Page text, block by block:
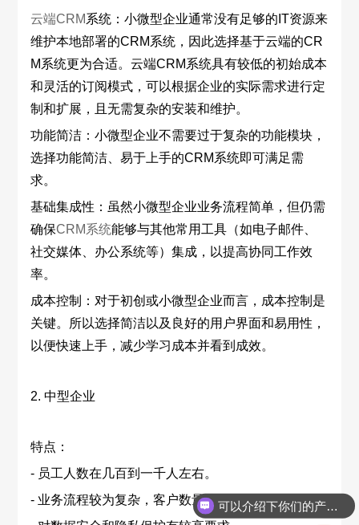
云端CRM系统：小微型企业通常没有足够的IT资源来
维护本地部署的CRM系统，因此选择基于云端的CR
M系统更为合适。云端CRM系统具有较低的初始成本
和灵活的订阅模式，可以根据企业的实际需求进行定
制和扩展，且无需复杂的安装和维护。
功能简洁：小微型企业不需要过于复杂的功能模块，
选择功能简洁、易于上手的CRM系统即可满足需
求。
基础集成性：虽然小微型企业业务流程简单，但仍需
确保CRM系统能够与其他常用工具（如电子邮件、
社交媒体、办公系统等）集成，以提高协同工作效
率。
成本控制：对于初创或小微型企业而言，成本控制是
关键。所以选择简洁以及良好的用户界面和易用性，
以便快速上手，减少学习成本并看到成效。
2. 中型企业
特点：
- 员工人数在几百到一千人左右。
- 业务流程较为复杂，客户数量较多。
可以介绍下你们的产品么